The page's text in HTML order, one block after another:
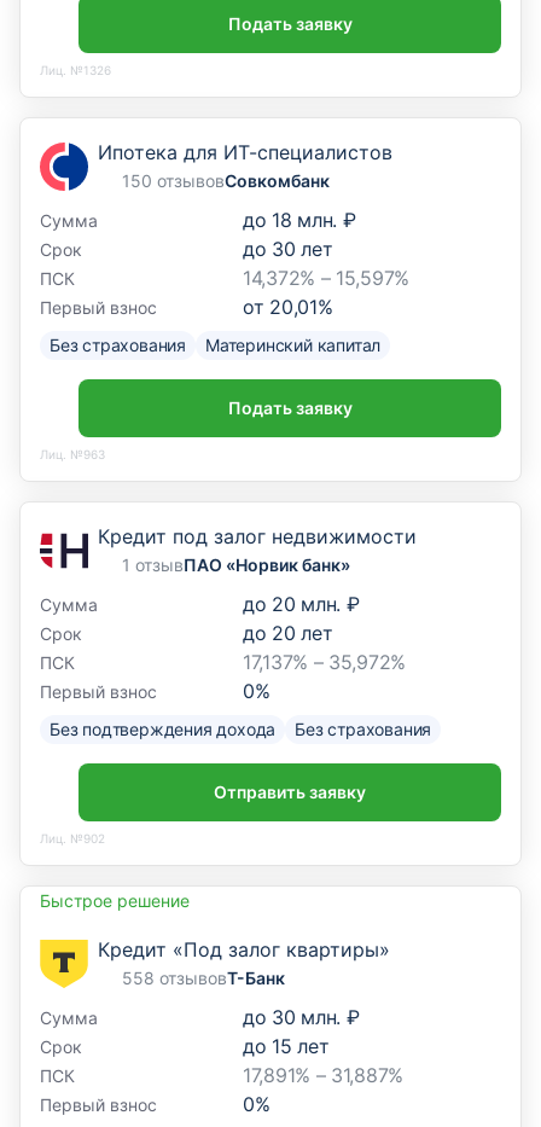
Подать заявку
Лиц. №1326
Ипотека для ИТ-специалистов
150 отзывовСовкомбанк
Сумма
до 18 млн. ₽
Срок до 30 лет
ПСК 14,372% – 15,597%
Первый взнос от 20,01%
Без страхования Материнский капитал
Подать заявку
Лиц. №963
Кредит под залог недвижимости
1 отзывПАО «Норвик банк»
Сумма
до 20 млн. ₽
Срок до 20 лет
ПСК 17,137% – 35,972%
Первый взнос 0%
Без подтверждения дохода Без страхования
Отправить заявку
Лиц. №902
Быстрое решение
Кредит «Под залог квартиры»
558 отзывовТ-Банк
Сумма
до 30 млн. ₽
Срок до 15 лет
ПСК 17,891% – 31,887%
Первый взнос 0%